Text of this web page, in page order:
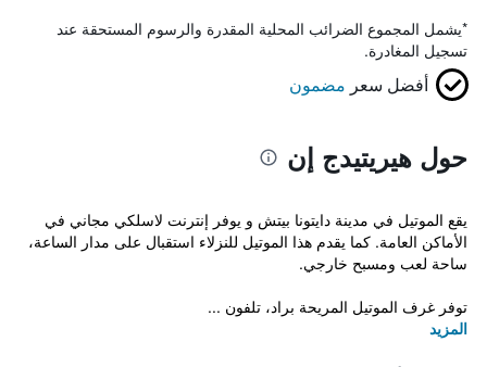
*يشمل المجموع الضرائب المحلية المقدرة والرسوم المستحقة عند
تسجيل المغادرة.
أفضل سعر مضمون
حول هيريتيدج إن
يقع الموتيل في مدينة دايتونا بيتش و يوفر إنترنت لاسلكي مجاني في
الأماكن العامة. كما يقدم هذا الموتيل للنزلاء استقبال على مدار الساعة،
ساحة لعب ومسبح خارجي.
توفر غرف الموتيل المريحة براد، تلفون ...
المزيد